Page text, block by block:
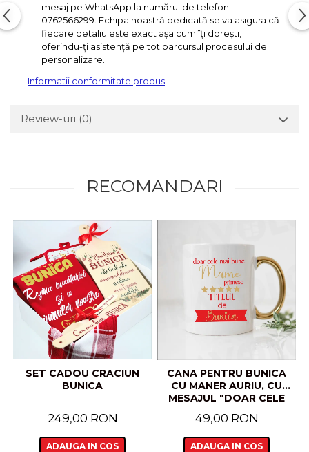
mesaj pe WhatsApp la numărul de telefon:
0762566299. Echipa noastră dedicată se va asigura că
fiecare detaliu este exact așa cum îți dorești,
oferindu-ți asistență pe tot parcursul procesului de
personalizare.
Informatii conformitate produs
Review-uri (0)
RECOMANDARI
SET CADOU CRACIUN
BUNICA
249,00 RON
ADAUGA IN COS
CANA PENTRU BUNICA
CU MANER AURIU, CU
MESAJUL "DOAR CELE
PRIMESC TITLUL DE
BUNICA​​​​​​​"
49,00 RON
ADAUGA IN COS